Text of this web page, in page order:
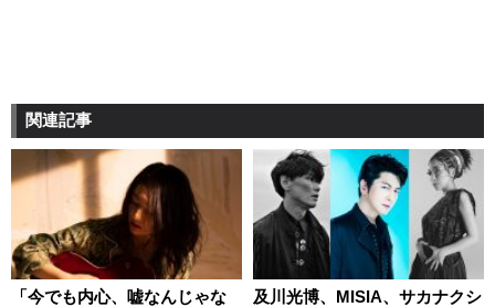
関連記事
「今でも内心、嘘なんじゃな
及川光博、MISIA、サカナクシ